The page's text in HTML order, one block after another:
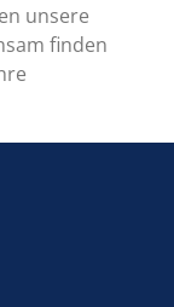
unsere
finden